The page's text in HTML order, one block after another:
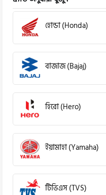
হোন্ডা (Honda)
বাজাজ (Bajaj)
হিরো (Hero)
ইয়ামাহা (Yamaha)
টিভিএস (TVS)